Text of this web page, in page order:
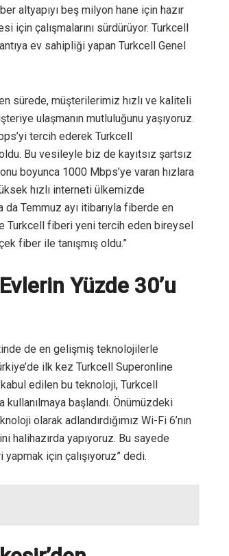
altyapıyı beş milyon hane için hazır
için çalışmalarını sürdürüyor. Turkcell
ev sahipliği yapan Turkcell Genel
sürede, müşterilerimiz hızlı ve kaliteli
ulaşmanın mutluluğunu yaşıyoruz.
tercih ederek Turkcell
Bu vesileyle biz de kayıtsız şartsız
boyunca 1000 Mbps’ye varan hızlara
hızlı interneti ülkemizde
da Temmuz ayı itibarıyla fiberde en
Turkcell fiberi yeni tercih eden bireysel
fiber ile tanışmış oldu.”
Yüzde 30’u
de en gelişmiş teknolojilerle
ilk kez Turkcell Superonline
edilen bu teknoloji, Turkcell
başlandı. Önümüzdeki
olarak adlandırdığımız Wi-Fi 6’nın
yapıyoruz. Bu sayede
için çalışıyoruz” dedi.